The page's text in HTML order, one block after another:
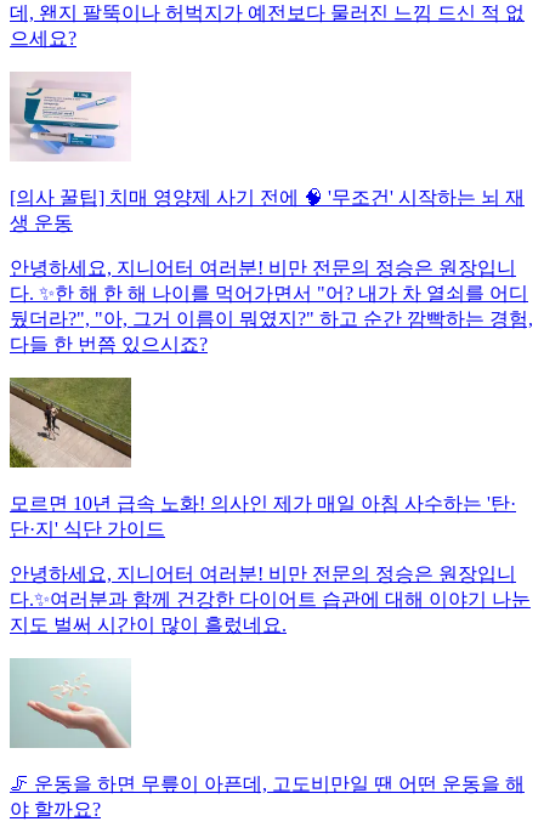
데, 왠지 팔뚝이나 허벅지가 예전보다 물러진 느낌 드신 적 없
으세요?
[의사 꿀팁] 치매 영양제 사기 전에 🧠 '무조건' 시작하는 뇌 재
생 운동
안녕하세요, 지니어터 여러분! 비만 전문의 정승은 원장입니
다. ✨한 해 한 해 나이를 먹어가면서 "어? 내가 차 열쇠를 어디
뒀더라?", "아, 그거 이름이 뭐였지?" 하고 순간 깜빡하는 경험,
다들 한 번쯤 있으시죠?
모르면 10년 급속 노화! 의사인 제가 매일 아침 사수하는 '탄·
단·지' 식단 가이드
안녕하세요, 지니어터 여러분! 비만 전문의 정승은 원장입니
다.✨여러분과 함께 건강한 다이어트 습관에 대해 이야기 나눈
지도 벌써 시간이 많이 흘렀네요.
🦵 운동을 하면 무릎이 아픈데, 고도비만일 땐 어떤 운동을 해
야 할까요?